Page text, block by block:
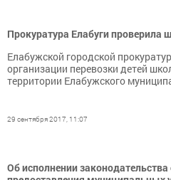
Прокуратура Елабуги проверила
Елабужской городской
организации перевозки детей
территории Елабужского
29 сентября 2017, 11:07
Об исполнении